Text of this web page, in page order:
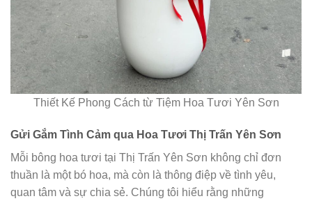
Thiết Kế Phong Cách từ Tiệm Hoa Tươi Yên Sơn
Gửi Gắm Tình Cảm qua Hoa Tươi Thị Trấn Yên Sơn
Mỗi bông hoa tươi tại Thị Trấn Yên Sơn không chỉ đơn
thuần là một bó hoa, mà còn là thông điệp về tình yêu,
quan tâm và sự chia sẻ. Chúng tôi hiểu rằng những